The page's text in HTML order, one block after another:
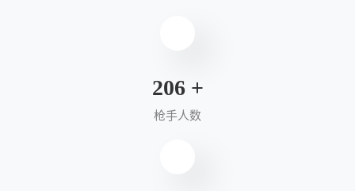
220+
枪手人数